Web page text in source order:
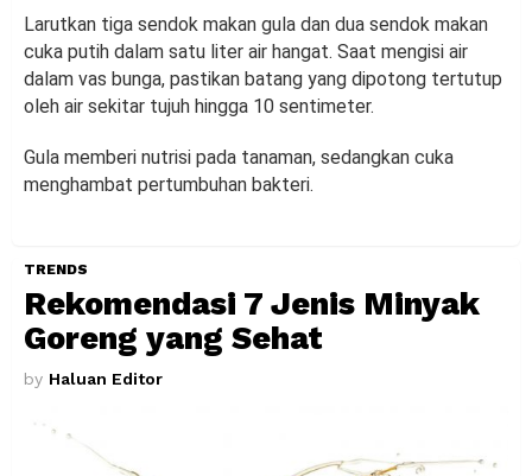
Larutkan tiga sendok makan gula dan dua sendok makan
cuka putih dalam satu liter air hangat. Saat mengisi air
dalam vas bunga, pastikan batang yang dipotong tertutup
oleh air sekitar tujuh hingga 10 sentimeter.
Gula memberi nutrisi pada tanaman, sedangkan cuka
menghambat pertumbuhan bakteri.
TRENDS
Rekomendasi 7 Jenis Minyak
Goreng yang Sehat
by Haluan Editor